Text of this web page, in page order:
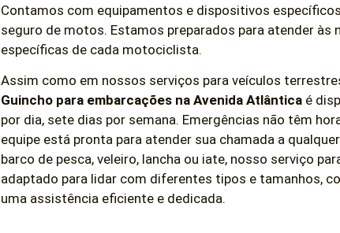
Contamos com equipamentos e dispositivos
seguro de motos. Estamos preparados para atender às
específicas de cada motociclista.
Assim como em nossos serviços para veículos
Guincho para embarcações na Avenida Atlântica é
por dia, sete dias por semana. Emergências não têm
equipe está pronta para atender sua chamada a
barco de pesca, veleiro, lancha ou iate, nosso serviço
adaptado para lidar com diferentes tipos e tamanhos,
uma assistência eficiente e dedicada.